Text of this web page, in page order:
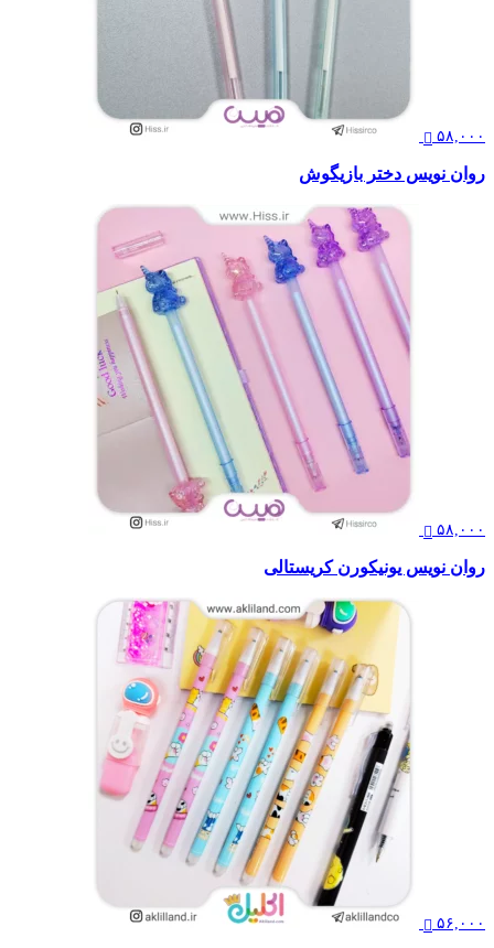
۵۸,۰۰۰
روان نویس دختر بازیگوش
۵۸,۰۰۰
روان نویس یونیکورن کریستالی
۵۶,۰۰۰